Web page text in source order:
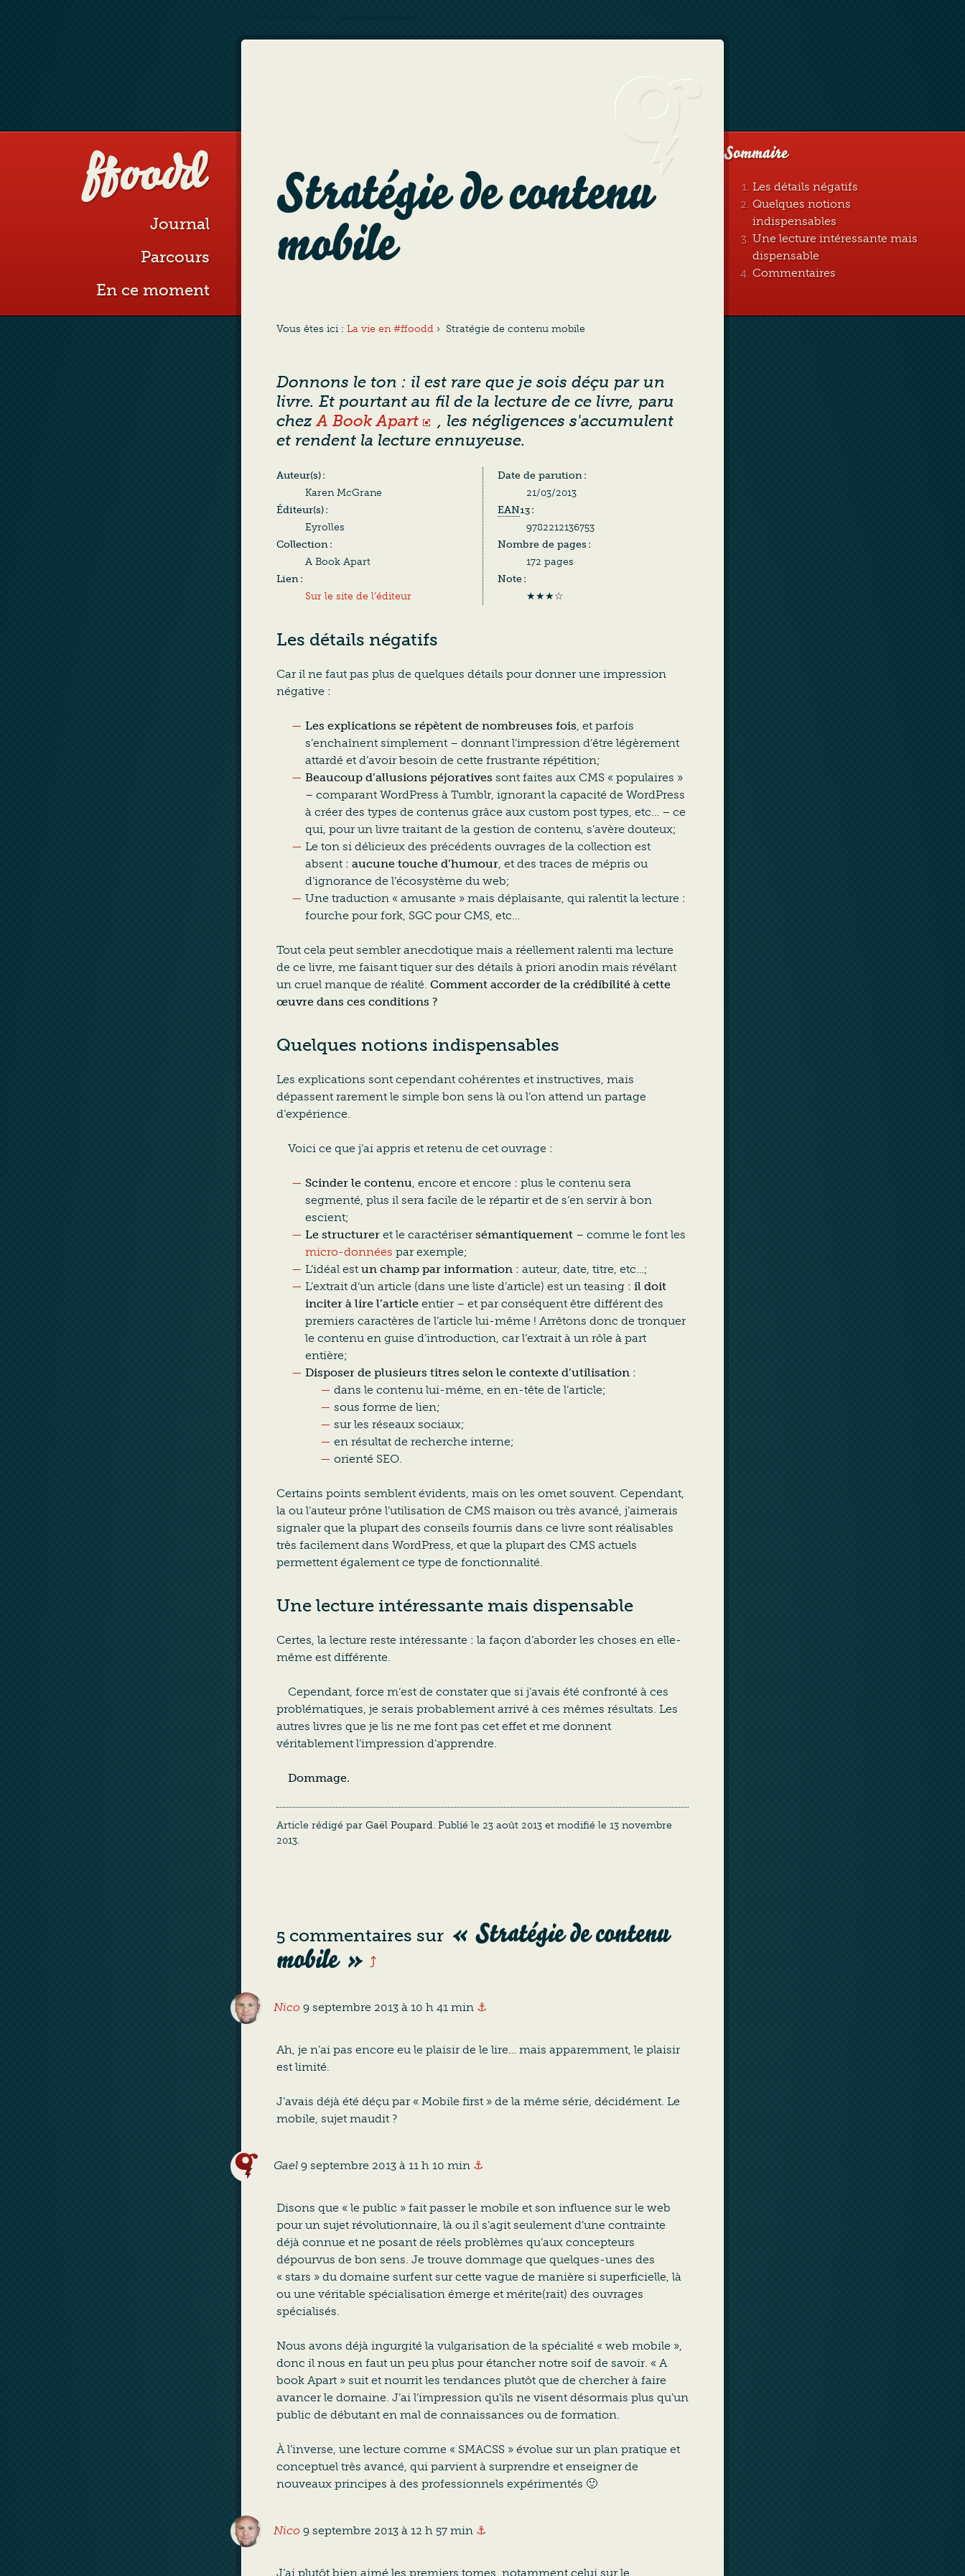
ffoodd
Journal
Parcours
En ce moment
Stratégie de contenu
mobile
Vous êtes ici : La vie en #ffoodd › Stratégie de contenu mobile
Donnons le ton : il est rare que je sois déçu par un
livre. Et pourtant au fil de la lecture de ce livre, paru
chezA Book Apart
, les négligences s'accumulent
et rendent la lecture ennuyeuse.
Auteur(s) :
Karen McGrane
Éditeur(s) :
Eyrolles
Collection :
A Book Apart
Lien :
Sur le site de l’éditeur
Date de parution :
21/03/2013
EAN13 :
9782212136753
Nombre de pages :
172 pages
Note :
★★★☆
Les détails négatifs
Car il ne faut pas plus de quelques détails pour donner une impression
négative :
Les explications se répètent de nombreuses fois, et parfois
s’enchaînent simplement – donnant l’impression d’être légèrement
attardé et d’avoir besoin de cette frustrante répétition;
Beaucoup d’allusions péjoratives sont faites aux CMS « populaires »
– comparant WordPress à Tumblr, ignorant la capacité de WordPress
à créer des types de contenus grâce aux custom post types, etc… – ce
qui, pour un livre traitant de la gestion de contenu, s’avère douteux;
Le ton si délicieux des précédents ouvrages de la collection est
absent : aucune touche d’humour, et des traces de mépris ou
d’ignorance de l’écosystème du web;
Une traduction « amusante » mais déplaisante, qui ralentit la lecture :
fourche pour fork, SGC pour CMS, etc…
Tout cela peut sembler anecdotique mais a réellement ralenti ma lecture
de ce livre, me faisant tiquer sur des détails à priori anodin mais révélant
un cruel manque de réalité. Comment accorder de la crédibilité à cette
œuvre dans ces conditions ?
Quelques notions indispensables
Les explications sont cependant cohérentes et instructives, mais
dépassent rarement le simple bon sens là ou l’on attend un partage
d’expérience.
Voici ce que j’ai appris et retenu de cet ouvrage :
Scinder le contenu, encore et encore : plus le contenu sera
segmenté, plus il sera facile de le répartir et de s’en servir à bon
escient;
Le structurer et le caractérisersémantiquement – comme le font les
micro-données par exemple;
L’idéal est un champ par information : auteur, date, titre, etc…;
L’extrait d’un article (dans une liste d’article) est un teasing : il doit
inciter à lire l’article entier – et par conséquent être différent des
premiers caractères de l’article lui-même ! Arrêtons donc de tronquer
le contenu en guise d’introduction, car l’extrait à un rôle à part
entière;
Disposer de plusieurs titres selon le contexte d’utilisation :
dans le contenu lui-même, en en-tête de l’article;
sous forme de lien;
sur les réseaux sociaux;
en résultat de recherche interne;
orienté SEO.
Certains points semblent évidents, mais on les omet souvent. Cependant,
la ou l’auteur prône l’utilisation de CMS maison ou très avancé, j’aimerais
signaler que la plupart des conseils fournis dans ce livre sont réalisables
très facilement dans WordPress, et que la plupart des CMS actuels
permettent également ce type de fonctionnalité.
Une lecture intéressante mais dispensable
Certes, la lecture reste intéressante : la façon d’aborder les choses en elle-
même est différente.
Cependant, force m’est de constater que si j’avais été confronté à ces
problématiques, je serais probablement arrivé à ces mêmes résultats. Les
autres livres que je lis ne me font pas cet effet et me donnent
véritablement l’impression d’apprendre.
Dommage.
Article rédigé par Gaël Poupard. Publié le 23 août 2013 et modifié le 13 novembre
2013.
5 commentaires sur « Stratégie de contenu
mobile » ⤴
Nico 9 septembre 2013 à 10 h 41 min Ancre vers ce commentaire
⚓
Ah, je n’ai pas encore eu le plaisir de le lire… mais apparemment, le plaisir
est limité.
J’avais déjà été déçu par « Mobile first » de la même série, décidément. Le
mobile, sujet maudit ?
Gael 9 septembre 2013 à 11 h 10 min Ancre vers ce commentaire
⚓
Disons que « le public » fait passer le mobile et son influence sur le web
pour un sujet révolutionnaire, là ou il s’agit seulement d’une contrainte
déjà connue et ne posant de réels problèmes qu’aux concepteurs
dépourvus de bon sens. Je trouve dommage que quelques-unes des
« stars » du domaine surfent sur cette vague de manière si superficielle, là
ou une véritable spécialisation émerge et mérite(rait) des ouvrages
spécialisés.
Nous avons déjà ingurgité la vulgarisation de la spécialité « web mobile »,
donc il nous en faut un peu plus pour étancher notre soif de savoir. « A
book Apart » suit et nourrit les tendances plutôt que de chercher à faire
avancer le domaine. J’ai l’impression qu’ils ne visent désormais plus qu’un
public de débutant en mal de connaissances ou de formation.
À l’inverse, une lecture comme « SMACSS » évolue sur un plan pratique et
conceptuel très avancé, qui parvient à surprendre et enseigner de
nouveaux principes à des professionnels expérimentés 🙂
Nico 9 septembre 2013 à 12 h 57 min Ancre vers ce commentaire
⚓
J’ai plutôt bien aimé les premiers tomes, notamment celui sur le
Sommaire
Les détails négatifs
Quelques notions
indispensables
Une lecture intéressante mais
dispensable
Commentaires